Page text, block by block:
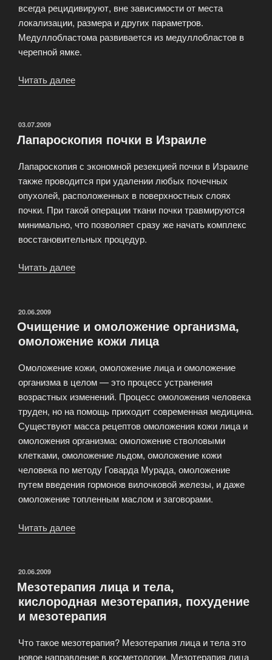
всегда рецидивируют, вне зависимости от места
локализации, размера и других параметров.
Медуллобластома развивается из медуллобластов в
черепной ямке.
Читать далее
детей»
ОПУБЛИКОВАНО
03.07.2009
Лапароскопия почки в Израиле
Лапароскопия с экономной резекцией почки в Израиле
также проводится при удалении любых почечных
опухолей, расположенных в поверхностных слоях
почки. При такой операции ткани почки травмируются
минимально, что позволяет сразу же начать комплекс
восстановительных процедур.
Читать далее
ОПУБЛИКОВАНО
20.06.2009
Очищение и омоложение организма,
омоложение кожи лица
Омоложение кожи, омоложение лица и омоложение
организма в целом — это процесс устранения
возрастных изменений. Процесс омоложения человека
труден, но на помощь приходит современная медицина.
Существуют масса рецептов омоложения кожи лица и
омоложения организма: омоложение стволовыми
клетками, омоложение льдом, омоложение кожи
человека по методу Говарда Мурада, омоложение
путем введения гормонов вилочковой железы, и даже
омоложение топленным маслом и заговорами.
Читать далее
омоложение
кожи
лица»
ОПУБЛИКОВАНО
20.06.2009
Мезотерапия лица и тела,
кислородная мезотерапия, похудение
и мезотерапия
Что такое мезотерапия? Мезотерапия лица и тела это
новое направление в косметологии. Мезотерапия лица